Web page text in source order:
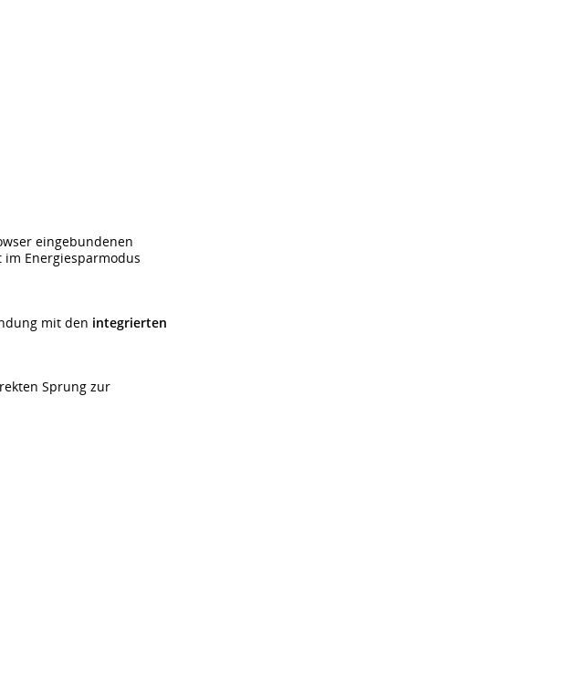
eingebundenen
Energiesparmodus
mit den integrierten
Sprung zur